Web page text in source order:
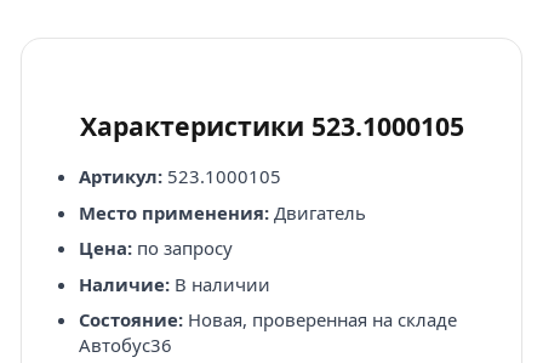
Характеристики 523.1000105
Артикул:523.1000105
Место применения:Двигатель
Цена:по запросу
Наличие:В наличии
Состояние:Новая, проверенная на складе
Автобус36